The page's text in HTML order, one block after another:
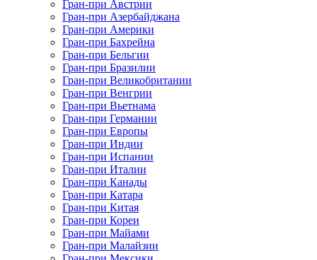
Гран-при Австрии
Гран-при Азербайджана
Гран-при Америки
Гран-при Бахрейна
Гран-при Бельгии
Гран-при Бразилии
Гран-при Великобритании
Гран-при Венгрии
Гран-при Вьетнама
Гран-при Германии
Гран-при Европы
Гран-при Индии
Гран-при Испании
Гран-при Италии
Гран-при Канады
Гран-при Катара
Гран-при Китая
Гран-при Кореи
Гран-при Майами
Гран-при Малайзии